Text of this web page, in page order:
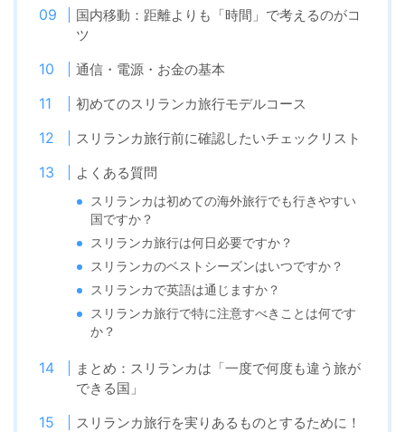
国内移動：距離よりも「時間」で考えるのがコ
ツ
通信・電源・お金の基本
初めてのスリランカ旅行モデルコース
スリランカ旅行前に確認したいチェックリスト
よくある質問
スリランカは初めての海外旅行でも行きやすい
国ですか？
スリランカ旅行は何日必要ですか？
スリランカのベストシーズンはいつですか？
スリランカで英語は通じますか？
スリランカ旅行で特に注意すべきことは何です
か？
まとめ：スリランカは「一度で何度も違う旅が
できる国」
スリランカ旅行を実りあるものとするために！